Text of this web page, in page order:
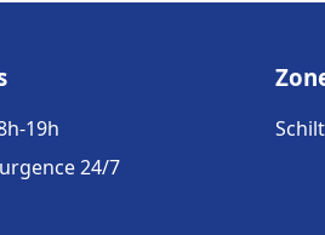
19h
24/7